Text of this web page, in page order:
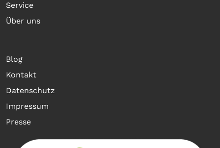
Service
Über uns
Blog
Kontakt
Datenschutz
Impressum
Presse